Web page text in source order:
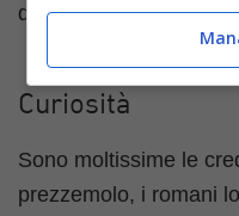
differenza di prezzo
Curiosità
Sono moltissime le
prezzemolo, i romani